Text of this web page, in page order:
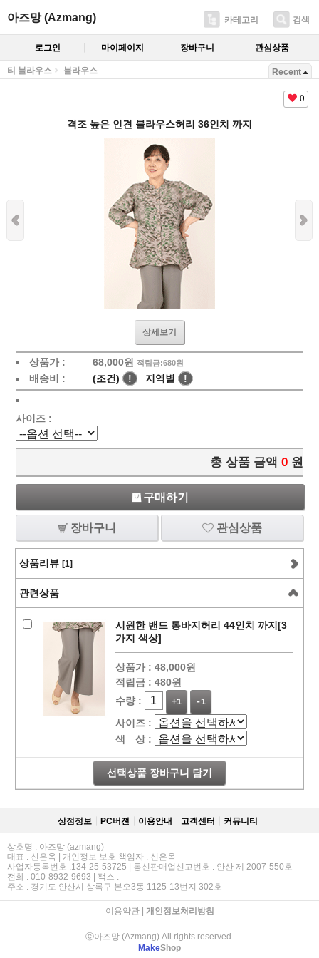
아즈망 (Azmang) 카테고리 검색
로그인 마이페이지 장바구니 관심상품
티 블라우스 블라우스 Recent
0
격조 높은 인견 블라우스허리 36인치 까지
상세보기
상품가 : 68,000원 적립금:680원
배송비 : (조건) ! 지역별 !
사이즈 :
총 상품 금액 0 원
구매하기
장바구니 관심상품
상품리뷰 [1]
관련상품
시원한 밴드 통바지허리 44인치 까지[3
가지 색상]
상품가 : 48,000원
적립금 : 480원
수량 :
+1 -1
사이즈 :
색 상 :
선택상품 장바구니 담기
상점정보 PC버젼 이용안내 고객센터 커뮤니티
상호명 : 아즈망 (azmang)
대표 : 신은옥 | 개인정보 보호 책임자 : 신은옥
사업자등록번호 :134-25-53725 | 통신판매업신고번호 : 안산 제 2007-550호
전화 : 010-8932-9693 | 팩스 :
주소 : 경기도 안산시 상록구 본오3동 1125-13번지 302호
이용약관| 개인정보처리방침
ⓒ아즈망 (Azmang) All rights reserved.
MakeShop